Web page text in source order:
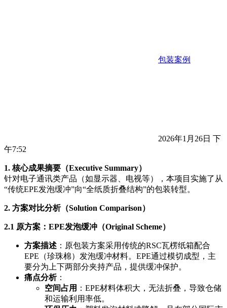
包装案例
2026年1月26日 下
午7:52
1. 核心成果摘要（Executive Summary）
针对电子通讯类产品（如显示器、电视等），本项目实施了从
“传统EPE发泡缓冲”向“全纸质折叠结构”的包装转型。
2. 方案对比分析（Solution Comparison）
2.1 原方案：EPE发泡缓冲（Original Scheme）
方案描述 ：原包装方案采用传统的RSC瓦楞纸箱配合
EPE（珍珠棉）发泡缓冲材料。EPE通过模切成型，主
要分为上下两部分夹持产品，提供缓冲保护。
痛点分析：
空间占用 ：EPE材料体积大，无法折叠，导致仓储
和运输利用率低。